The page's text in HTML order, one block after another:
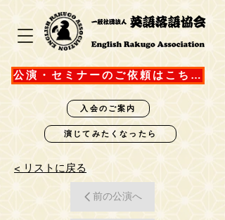
公演・セミナーのご依頼はこちら
入会のご案内
演じてみたくなったら
​< リストに戻る
前の公演へ